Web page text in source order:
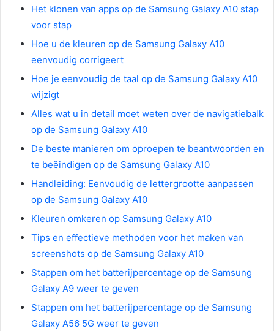
Het klonen van apps op de Samsung Galaxy A10 stap
voor stap
Hoe u de kleuren op de Samsung Galaxy A10
eenvoudig corrigeert
Hoe je eenvoudig de taal op de Samsung Galaxy A10
wijzigt
Alles wat u in detail moet weten over de navigatiebalk
op de Samsung Galaxy A10
De beste manieren om oproepen te beantwoorden en
te beëindigen op de Samsung Galaxy A10
Handleiding: Eenvoudig de lettergrootte aanpassen
op de Samsung Galaxy A10
Kleuren omkeren op Samsung Galaxy A10
Tips en effectieve methoden voor het maken van
screenshots op de Samsung Galaxy A10
Stappen om het batterijpercentage op de Samsung
Galaxy A9 weer te geven
Stappen om het batterijpercentage op de Samsung
Galaxy A56 5G weer te geven